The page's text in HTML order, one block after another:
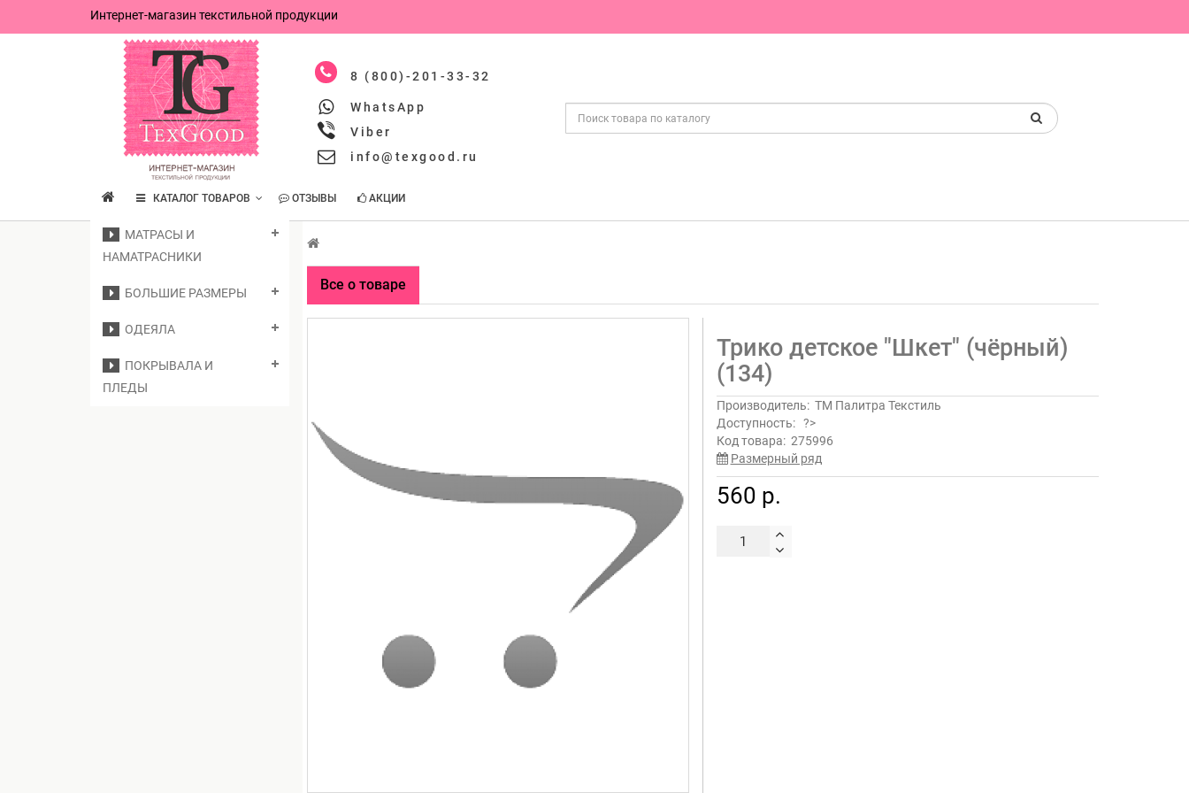
Интернет-магазин текстильной продукции
8 (800)-201-33-32
WhatsApp
Viber
info@texgood.ru
КАТАЛОГ ТОВАРОВ ОТЗЫВЫ АКЦИИ
МАТРАСЫ И
НАМАТРАСНИКИ
БОЛЬШИЕ РАЗМЕРЫ
ОДЕЯЛА
ПОКРЫВАЛА И
ПЛЕДЫ
Все о товаре
Трико детское "Шкет" (чёрный)
(134)
Производитель: ТМ Палитра Текстиль
Доступность: ?>
Код товара: 275996
Размерный ряд
560 р.